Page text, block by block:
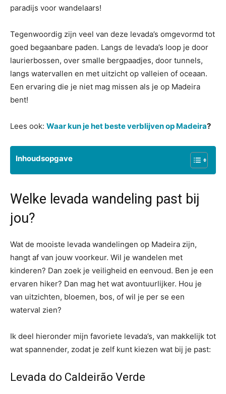
paradijs voor wandelaars!
Tegenwoordig zijn veel van deze levada’s omgevormd tot
goed begaanbare paden. Langs de levada’s loop je door
laurierbossen, over smalle bergpaadjes, door tunnels,
langs watervallen en met uitzicht op valleien of oceaan.
Een ervaring die je niet mag missen als je op Madeira
bent!
Lees ook: Waar kun je het beste verblijven op Madeira?
Inhoudsopgave
Welke levada wandeling past bij
jou?
Wat de mooiste levada wandelingen op Madeira zijn,
hangt af van jouw voorkeur. Wil je wandelen met
kinderen? Dan zoek je veiligheid en eenvoud. Ben je een
ervaren hiker? Dan mag het wat avontuurlijker. Hou je
van uitzichten, bloemen, bos, of wil je per se een
waterval zien?
Ik deel hieronder mijn favoriete levada’s, van makkelijk tot
wat spannender, zodat je zelf kunt kiezen wat bij je past:
Levada do Caldeirão Verde